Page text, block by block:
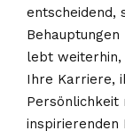
entscheidend,
lebt weiterhin,
Ihre Karriere,
Persönlichkeit
inspirierenden